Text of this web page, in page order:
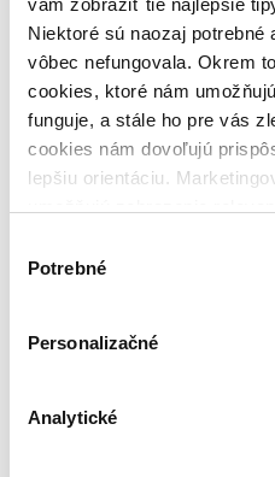
vám zobraziť tie najlepšie
Niektoré sú naozaj
vôbec nefungovala. Okrem
cookies, ktoré nám
funguje, a stále ho pre vás
cookies nám dovoľujú
lepšiu orientáciu.
keby sme mohli používať
súhlasu
Potrebné
Personalizačné
Analytické
CZ
Daniel Skjold Pedersen
výzvy vo forme legendárnych